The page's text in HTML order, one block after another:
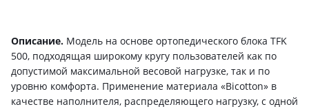
Описание. Модель на основе ортопедического блока TFK
500, подходящая широкому кругу пользователей как по
допустимой максимальной весовой нагрузке, так и по
уровню комфорта. Применение материала «Bicotton» в
качестве наполнителя, распределяющего нагрузку, с одной